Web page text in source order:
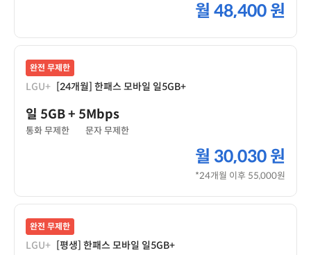
월 48,400 원
완전 무제한
LGU+ [24개월] 한패스 모바일 일5GB+
일 5GB+ 5Mbps
통화 무제한 문자 무제한
월 30,030 원
*24개월 이후 55,000원
완전 무제한
LGU+ [평생] 한패스 모바일 일5GB+